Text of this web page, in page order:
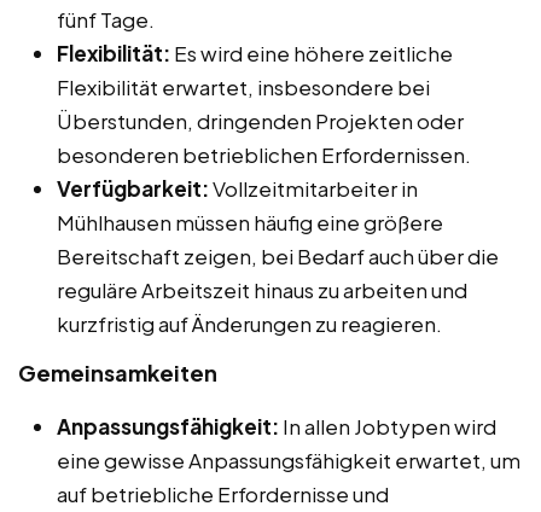
fünf Tage.
Flexibilität: Es wird eine höhere zeitliche
Flexibilität erwartet, insbesondere bei
Überstunden, dringenden Projekten oder
besonderen betrieblichen Erfordernissen.
Verfügbarkeit:Vollzeitmitarbeiter in
Mühlhausen müssen häufig eine größere
Bereitschaft zeigen, bei Bedarf auch über die
reguläre Arbeitszeit hinaus zu arbeiten und
kurzfristig auf Änderungen zu reagieren.
Gemeinsamkeiten
Anpassungsfähigkeit: In allen Jobtypen wird
eine gewisse Anpassungsfähigkeit erwartet, um
auf betriebliche Erfordernisse und